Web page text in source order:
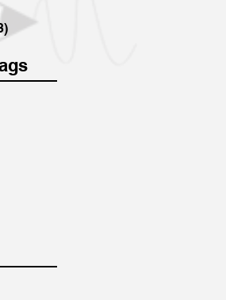
1 post
3 posts